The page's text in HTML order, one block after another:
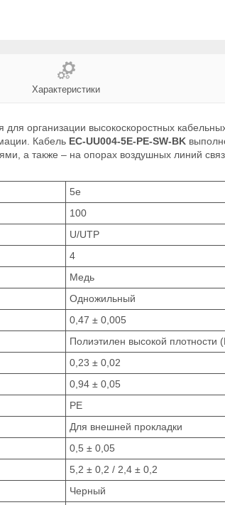
Характеристики
организации высокоскоростных
Кабель EC-UU004-5E-PE-SW-BK
а также – на опорах воздушных линий
5е
100
U/UTP
4
Медь
Одножильный
0,47 ± 0,005
Полиэтилен высокой плотности
0,23 ± 0,02
0,94 ± 0,05
PE
Для внешней прокладки
0,5 ± 0,05
5,2 ± 0,2 / 2,4 ± 0,2
Черный